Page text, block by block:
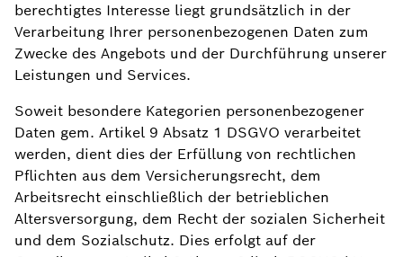
berechtigtes Interesse liegt grundsätzlich in der
Verarbeitung Ihrer personenbezogenen Daten zum
Zwecke des Angebots und der Durchführung unserer
Leistungen und Services.
Soweit besondere Kategorien personenbezogener
Daten gem. Artikel 9 Absatz 1 DSGVO verarbeitet
werden, dient dies der Erfüllung von rechtlichen
Pflichten aus dem Versicherungsrecht, dem
Arbeitsrecht einschließlich der betrieblichen
Altersversorgung, dem Recht der sozialen Sicherheit
und dem Sozialschutz. Dies erfolgt auf der